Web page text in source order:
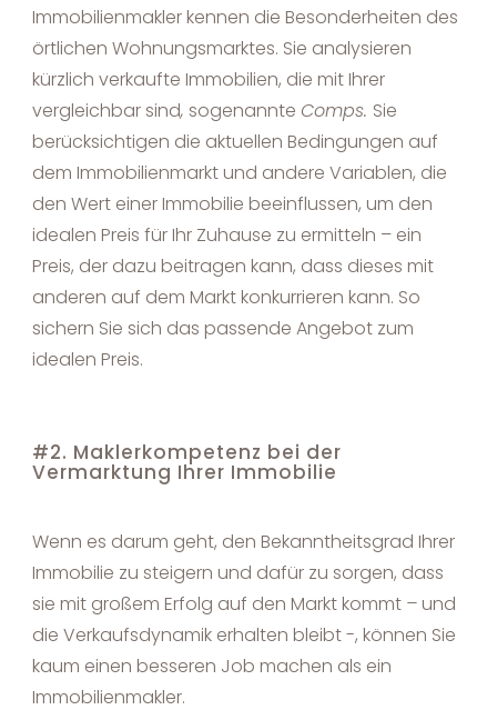
Immobilienmakler kennen die Besonderheiten des
örtlichen Wohnungsmarktes. Sie analysieren
kürzlich verkaufte Immobilien, die mit Ihrer
vergleichbar sind, sogenannte Comps. Sie
berücksichtigen die aktuellen Bedingungen auf
dem Immobilienmarkt und andere Variablen, die
den Wert einer Immobilie beeinflussen, um den
idealen Preis für Ihr Zuhause zu ermitteln – ein
Preis, der dazu beitragen kann, dass dieses mit
anderen auf dem Markt konkurrieren kann. So
sichern Sie sich das passende Angebot zum
idealen Preis.
#2. Maklerkompetenz bei der
Vermarktung Ihrer Immobilie
Wenn es darum geht, den Bekanntheitsgrad Ihrer
Immobilie zu steigern und dafür zu sorgen, dass
sie mit großem Erfolg auf den Markt kommt –und
die Verkaufsdynamik erhalten bleibt -, können Sie
kaum einen besseren Job machen als ein
Immobilienmakler.